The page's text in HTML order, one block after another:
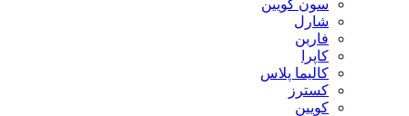
سون کویین
شارل
فاربن
کاپرا
کالیما پلاس
کسترز
کویین